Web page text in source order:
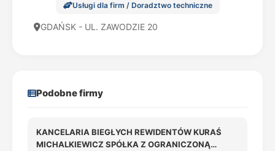
Usługi dla firm / Doradztwo techniczne
GDAŃSK - UL. ZAWODZIE 20
Podobne firmy
KANCELARIA BIEGŁYCH REWIDENTÓW KURAŚ
MICHALKIEWICZ SPÓŁKA Z OGRANICZONĄ